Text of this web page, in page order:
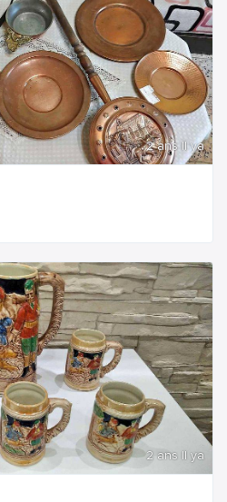
2 ans Il ya
2 ans Il ya